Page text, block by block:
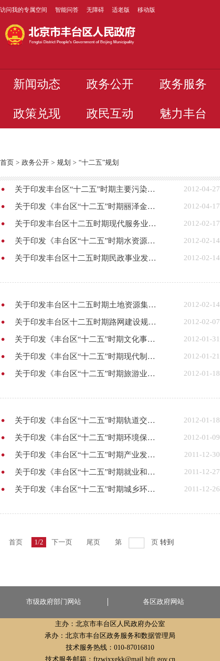
访问我的专属空间 智能问答 无障碍 适老版 移动版
新闻动态 政务公开 政务服务
政策兑现 政民互动 魅力丰台
首页 > 政务公开 > 规划 > “十二五”规划
关于印发丰台区“十二五”时期主要污染物总量减排工作方案的通知 2012-04-27
关于印发《丰台区“十二五”时期丽泽金融商务区发展规划》的通知 2012-04-17
关于印发丰台区十二五时期现代服务业发展规划的通知 2012-02-17
关于印发《丰台区“十二五”时期水资源保护与节约利用规划》的通知 2012-02-14
关于印发丰台区十二五时期民政事业发展规划的通知 2012-02-14
关于印发丰台区十二五时期土地资源集约利用规划的通知 2012-02-14
关于印发丰台区十二五时期路网建设规划的通知 2012-02-07
关于印发《丰台区“十二五”时期文化事业发展规划》的通知 2012-01-31
关于印发《丰台区“十二五”时期现代制造业发展规划》的通知 2012-01-21
关于印发《丰台区“十二五”时期旅游业发展规划》的通知 2012-01-18
关于印发《丰台区“十二五”时期轨道交通产业发展规划》的通知 2012-01-18
关于印发《丰台区“十二五”时期环境保护和建设规划》的通知 2012-01-09
关于印发《丰台区“十二五”时期产业发展与空间布局规划》的通知 2011-12-30
关于印发《丰台区“十二五”时期就业和社会保障发展规划》的通知 2011-12-27
关于印发《丰台区“十二五”时期城乡环境建设规划》的通知 2011-12-26
首页 1/2 下一页 尾页 第 页 转到
市级政府部门网站 各区政府网站
主办：北京市丰台区人民政府办公室
承办：北京市丰台区政务服务和数据管理局
技术服务热线：010-87016810
技术服务邮箱：ftzwjxxgkk@mail.bjft.gov.cn